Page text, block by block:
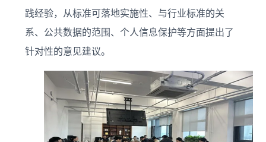
践经验，从标准可落地实施性、与行业标准的关
系、公共数据的范围、个人信息保护等方面提出了
针对性的意见建议。